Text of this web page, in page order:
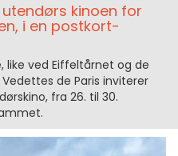
kinoen for
i en postkort-
like ved Eiffeltårnet og de
de Paris inviterer
fra 26. til 30.